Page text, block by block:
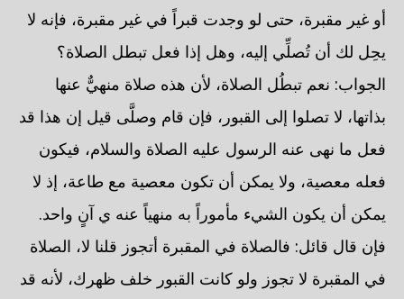
أو غير مقبرة، حتى لو وجدت قبراً في غير مقبرة، فإنه لا
يحِل لك أن تُصلِّي إليه، وهل إذا فعل تبطل الصلاة؟
الجواب: نعم تبطُل الصلاة، لأن هذه صلاة منهيٌّ عنها
بذاتها، لا تصلوا إلى القبور، فإن قام وصلَّى قيل إن هذا قد
فعل ما نهى عنه الرسول عليه الصلاة والسلام، فيكون
فعله معصية، ولا يمكن أن تكون معصية مع طاعة، إذ لا
يمكن أن يكون الشيء مأموراً به منهياً عنه ي آنٍ واحد.
فإن قال قائل: فالصلاة في المقبرة أتجوز قلنا لا، الصلاة
في المقبرة لا تجوز ولو كانت القبور خلف ظهرك، لأنه قد